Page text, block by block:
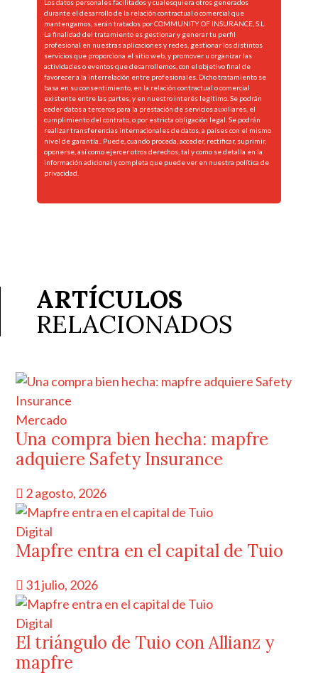
Los datos personales facilitados y cualesquiera otros generados
durante el desarrollo de la relación contractual o comercial que
mantengamos, serán tratados por COMMUNITY OF INSURANCE, S.L.
La finalidad del tratamiento es gestionar y generar tu perfil
profesional en nuestras aplicaciones y redes, gestionar los distintos
servicios que proporciona el sitio web, y promover u organizar las
actividades o eventos que desarrollemos, con el objetivo final de
favorecer a la interrelación entre profesionales. Dicho tratamiento se
basa en su consentimiento, en la relación contractual o comercial
existente entre las partes, y en nuestro interés legítimo. Se podrán
ceder datos a terceros para la prestación de servicios auxiliares, el
cumplimiento del contrato, o por estricta obligación legal. Se podrán
realizar transferencias internacionales de datos, a países con el mismo
nivel de garantía.. Puede, cuando proceda, acceder, rectificar, suprimir,
oponerse, así como ejercer otros derechos, tal y como se detalla en la
información adicional y completa que puede ver en nuestra política de
privacidad.
ARTÍCULOS
RELACIONADOS
Mercado
Una compra bien hecha: mapfre
adquiere Safety Insurance
2 agosto, 2026
Digital
Mapfre entra en el capital de Tuio
31 julio, 2026
Digital
El triángulo de Tuio con Allianz y
mapfre